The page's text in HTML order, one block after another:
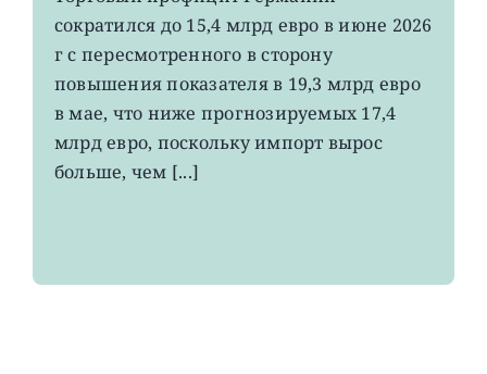
немецкий
экспорт
вырос
4-
летнего
сократился до 15,4 млрд евро в июне 2026
г с пересмотренного в сторону
повышения показателя в 19,3 млрд евро
в мае, что ниже прогнозируемых 17,4
млрд евро, поскольку импорт вырос
больше, чем [...]